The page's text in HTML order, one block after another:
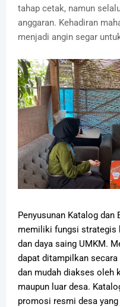
tahap cetak, namun
anggaran. Kehadiran
menjadi angin segar
Penyusunan Katalog dan
memiliki fungsi strategis
dan daya saing UMKM.
dapat ditampilkan
dan mudah diakses oleh
maupun luar desa.
promosi resmi desa